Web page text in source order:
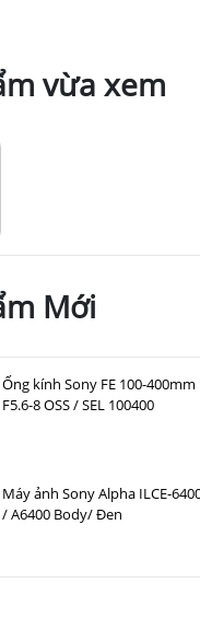
Tính Năng
Thiết kế quang học tiên tiến
Khả năng chụp cận cảnh
Khả năng chống chịu thời tiết
OM System
Tính di động tuyệt vời
trọng lượng chỉ 254g chiều
nhẹ nhất thế giới. Nó đạt
vừa xem
Mới
Ống kính Sony FE 100-400mm
F5.6-8 OSS / SEL 100400
Máy ảnh Sony Alpha ILCE-
/ A6400 Body/ Đen